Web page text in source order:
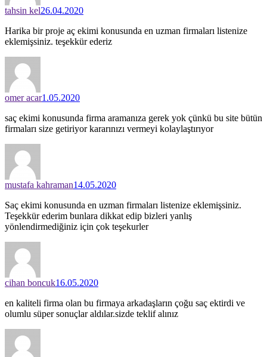
tahsin kel26.04.2020
Harika bir proje aç ekimi konusunda en uzman firmaları listenize
eklemişsiniz. teşekkür ederiz
omer acar1.05.2020
saç ekimi konusunda firma aramanıza gerek yok çünkü bu site bütün
firmaları size getiriyor kararınızı vermeyi kolaylaştırıyor
mustafa kahraman14.05.2020
Saç ekimi konusunda en uzman firmaları listenize eklemişsiniz.
Teşekkür ederim bunlara dikkat edip bizleri yanlış
yönlendirmediğiniz için çok teşekurler
cihan boncuk16.05.2020
en kaliteli firma olan bu firmaya arkadaşların çoğu saç ektirdi ve
olumlu süper sonuçlar aldılar.sizde teklif alınız